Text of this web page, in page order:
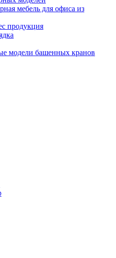
мебель для офиса из
продукция
модели башенных кранов